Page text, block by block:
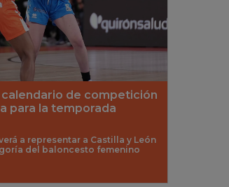
de competición
para la temporada
a representar a Castilla y León
del baloncesto femenino